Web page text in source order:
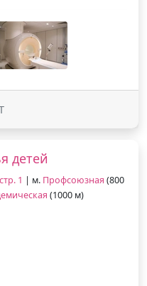
детей
1 | м. Профсоюзная (800
(1000 м)